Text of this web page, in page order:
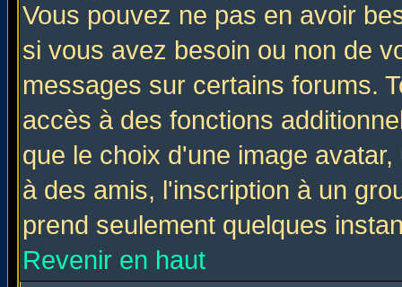
Vous pouvez ne pas en avoir
si vous avez besoin ou non de
messages sur certains forums.
accès à des fonctions
que le choix d'une image
à des amis, l'inscription à un
prend seulement quelques
Revenir en haut